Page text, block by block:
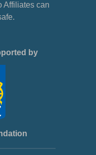
Affiliates can
by